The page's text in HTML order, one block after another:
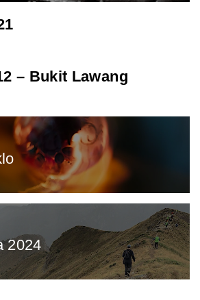
– Bukit Lawang
2024